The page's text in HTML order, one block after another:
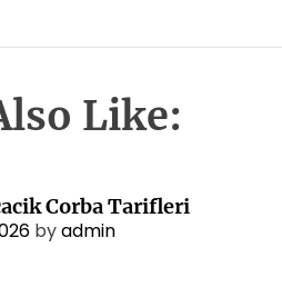
Like:
Corba Tarifleri
byadmin